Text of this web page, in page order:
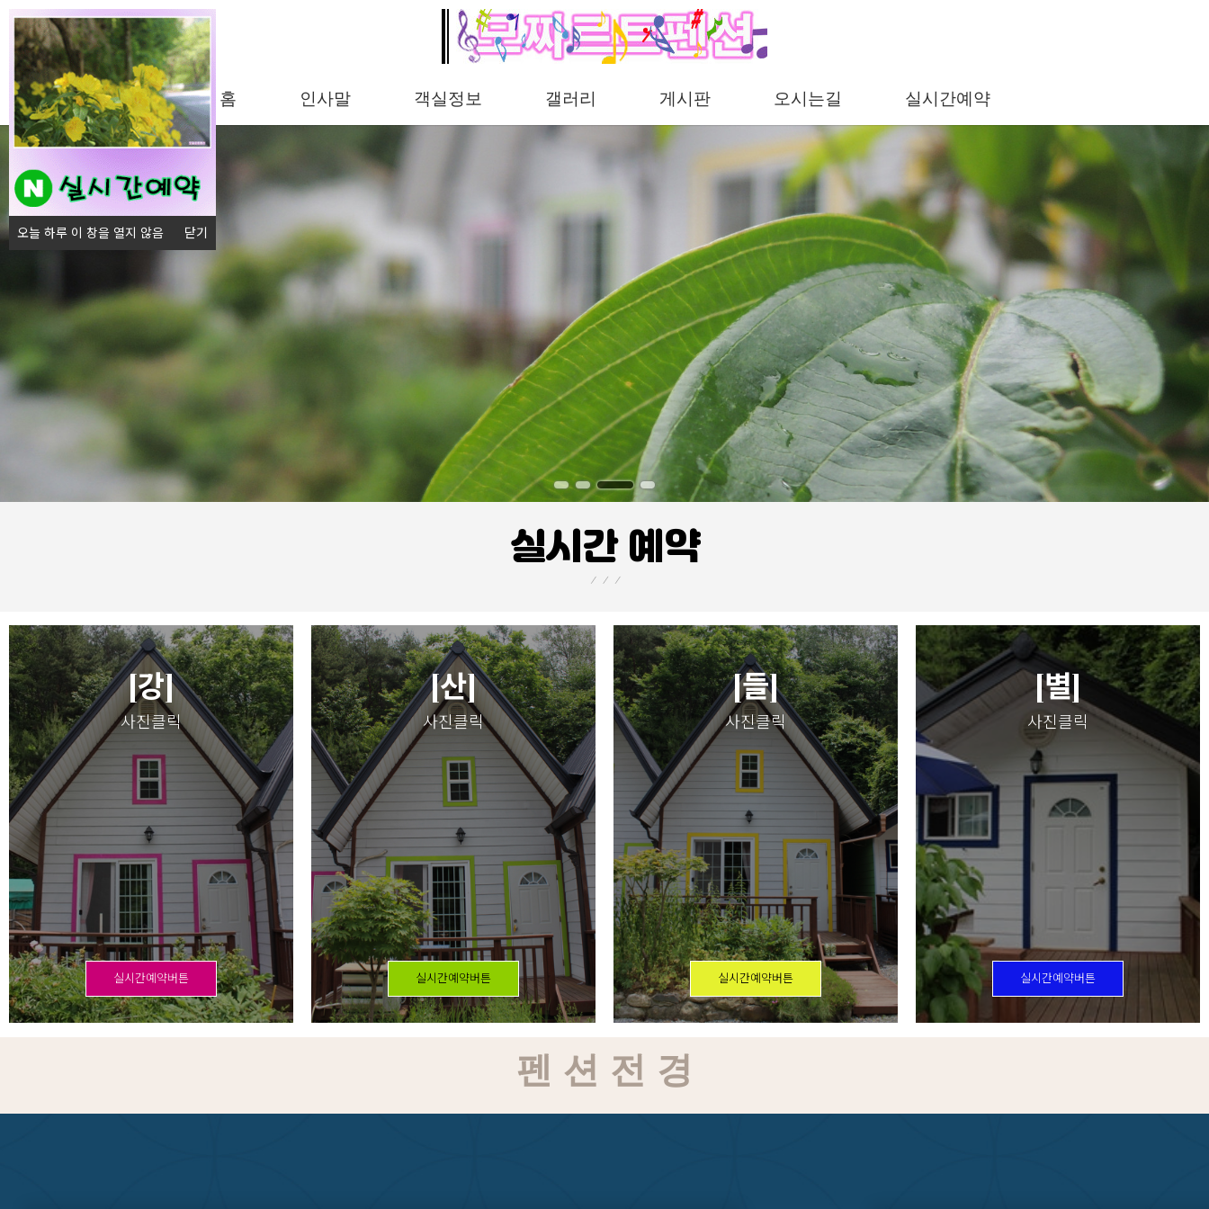
홈 인사말 객실정보 갤러리 게시판 오시는길 실시간예약
실시간 예약
[강]
사진클릭
실시간예약버튼
[산]
사진클릭
실시간예약버튼
[들]
사진클릭
실시간예약버튼
[별]
사진클릭
실시간예약버튼
펜 션 전 경
오늘 하루 이 창을 열지 않음 닫기